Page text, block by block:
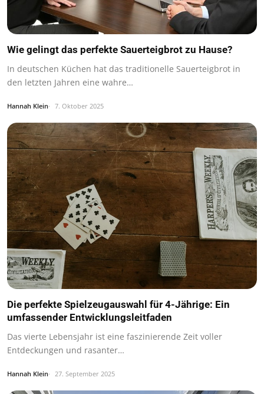
Wie gelingt das perfekte Sauerteigbrot zu Hause?
In deutschen Küchen hat das traditionelle Sauerteigbrot in
den letzten Jahren eine wahre…
Hannah Klein 7. Oktober 2025
Die perfekte Spielzeugauswahl für 4-Jährige: Ein
umfassender Entwicklungsleitfaden
Das vierte Lebensjahr ist eine faszinierende Zeit voller
Entdeckungen und rasanter…
Hannah Klein 27. September 2025